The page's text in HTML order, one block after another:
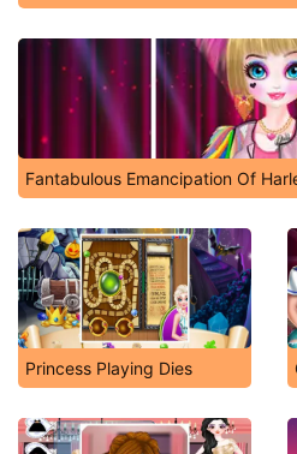
Fantabulous Emancipation Of
Princess Playing Dies